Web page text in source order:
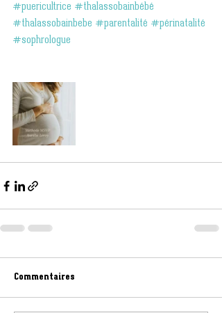
#puericultrice #thalassobainbébé
#thalassobainbebe #parentalité #périnatalité
#sophrologue
Commentaires